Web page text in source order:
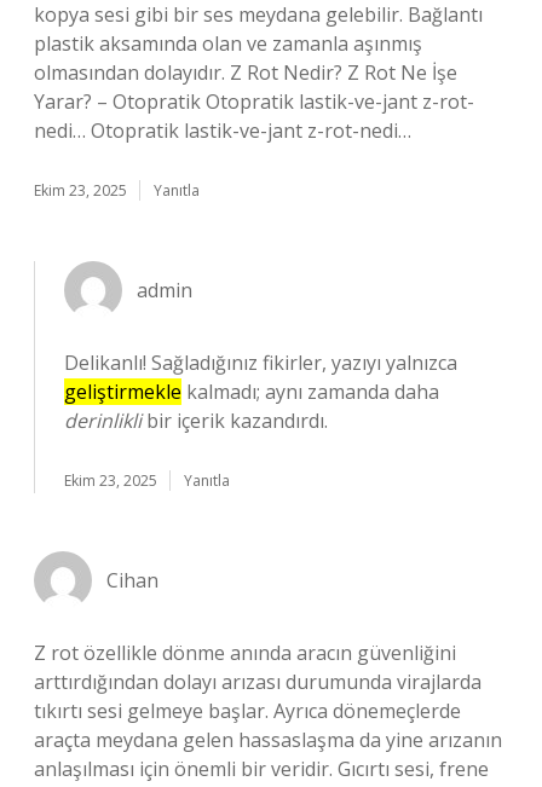
kopya sesi gibi bir ses meydana gelebilir. Bağlantı
plastik aksamında olan ve zamanla aşınmış
olmasından dolayıdır. Z Rot Nedir? Z Rot Ne İşe
Yarar? – Otopratik Otopratik lastik-ve-jant z-rot-
nedi… Otopratik lastik-ve-jant z-rot-nedi…
Ekim 23, 2025 Yanıtla
admin
Delikanlı! Sağladığınız fikirler, yazıyı yalnızca
geliştirmekle kalmadı; aynı zamanda daha
derinliklibir içerik kazandırdı.
Ekim 23, 2025 Yanıtla
Cihan
Z rot özellikle dönme anında aracın güvenliğini
arttırdığından dolayı arızası durumunda virajlarda
tıkırtı sesi gelmeye başlar. Ayrıca dönemeçlerde
araçta meydana gelen hassaslaşma da yine arızanın
anlaşılması için önemli bir veridir. Gıcırtı sesi, frene